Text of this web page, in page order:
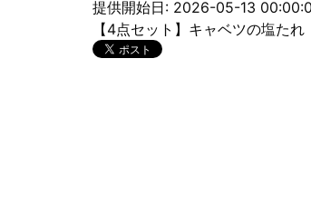
提供開始日: 2026-05-13
【4点セット】キャベツの塩たれ